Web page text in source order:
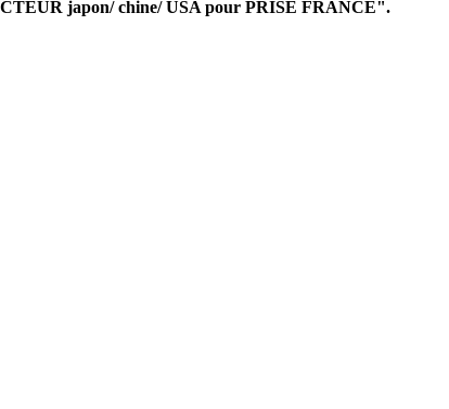
japon/ chine/ USA pour PRISE FRANCE".